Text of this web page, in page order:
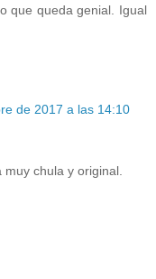
que queda genial. Igual
de 2017 a las 14:10
chula y original.